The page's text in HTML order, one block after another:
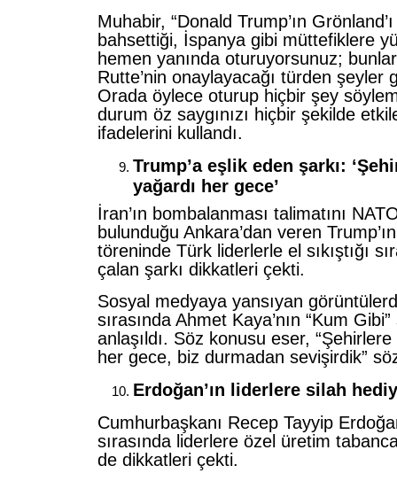
Muhabir, “Donald Trump’ın
bahsettiği, İspanya gibi müttefiklere
hemen yanında oturuyorsunuz;
Rutte’nin onaylayacağı türden şeyler
Orada öylece oturup hiçbir şey
durum öz saygınızı hiçbir şekilde
ifadelerini kullandı.
Trump’a eşlik eden şarkı:
yağardı her gece’
İran’ın bombalanması talimatını
bulunduğu Ankara’dan veren
töreninde Türk liderlerle el sıkıştığı
çalan şarkı dikkatleri çekti.
Sosyal medyaya yansıyan
sırasında Ahmet Kaya’nın “Kum Gibi”
anlaşıldı. Söz konusu eser,
her gece, biz durmadan sevişirdik”
Erdoğan’ın liderlere silah
Cumhurbaşkanı Recep Tayyip
sırasında liderlere özel üretim
de dikkatleri çekti.